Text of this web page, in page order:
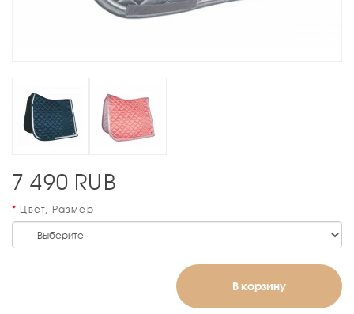
7 490 RUB
Цвет, Размер
В корзину